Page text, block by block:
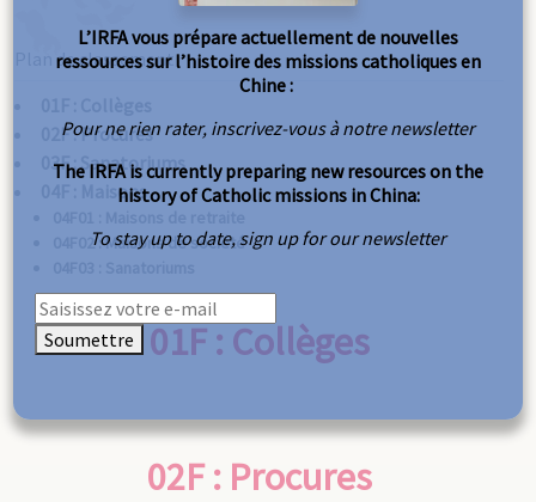
Plan de classement
02F : Procures
03F : Sanatoriums
04F : Maisons
04F02 : Maisons de société
05F : Séminaires
05F01 : Immaculée Conception (Bièvres)
05F04 : Augustin Schoeffer (Ménil-Flin)
05F05 : Saint-Mesme
05F06 : Meudon
01F : Collèges
02F : Procures
L’IRFA vous prépare actuellement de nouvelles
ressources sur l’histoire des missions catholiques en
Chine :
Pour ne rien rater, inscrivez-vous à notre newsletter
The IRFA is currently preparing new resources on the
history of Catholic missions in China:
To stay up to date, sign up for our newsletter
Soumettre